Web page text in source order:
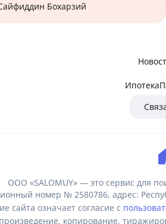
Бохарзий
Ипотека
ООО «SALOMUY» — это сервис для
номер № 2580786, адрес:
сайта означает согласие с
копирование,